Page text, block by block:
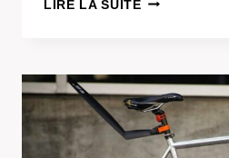
LIRE LA SUITE
WORDPRESS